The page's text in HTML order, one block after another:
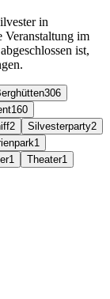
in
Veranstaltung im
ist,
306
160
2 Silvesterparty2
1
1 Theater1